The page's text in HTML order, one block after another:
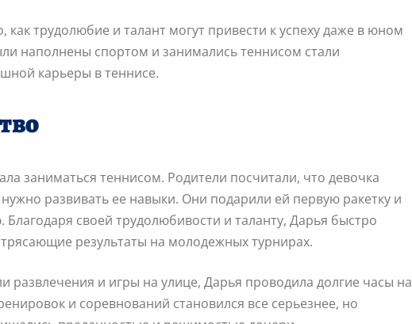
трудолюбие и талант могут привести к успеху даже в юном
наполнены спортом и занимались теннисом стали
карьеры в теннисе.
заниматься теннисом. Родители посчитали, что девочка
развивать ее навыки. Они подарили ей первую ракетку и
своей трудолюбивости и таланту, Дарья быстро
результаты на молодежных турнирах.
развлечения и игры на улице, Дарья проводила долгие часы на
и соревнований становился все серьезнее, но